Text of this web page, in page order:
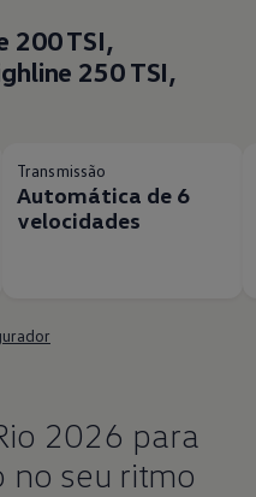
200 TSI,
250 TSI,
Transmissão
Automática de 6
velocidades
2026 para
no seu ritmo